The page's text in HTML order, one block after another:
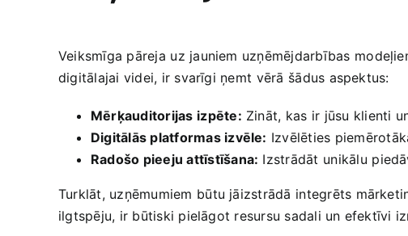
Veiksmīga pāreja⁤ uz‌ jauniem ​uzņēmējdarbības⁣
digitālajai videi, ‌ir svarīgi ņemt ⁢vērā ⁣šādus aspektus:
Mērķauditorijas⁤ izpēte: Zināt, kas ‌ir⁣ jūsu klienti‍
Digitālās platformas izvēle: Izvēlēties
Radošo pieeju attīstīšana: Izstrādāt⁤ unikālu
Turklāt, uzņēmumiem ⁣būtu jāizstrādā⁤ integrēts
ilgtspēju, ir būtiski pielāgot ​resursu sadali​ un‍ efektīvi